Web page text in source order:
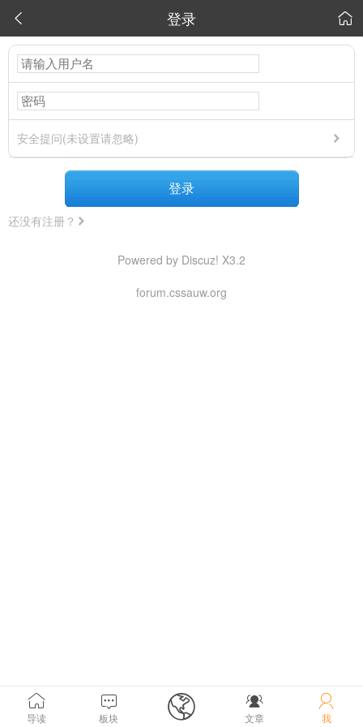
 登录 
安全提问(未设置请忽略)
登录
还没有注册？

导读

板块  
文章

我
Powered by Discuz! X3.2
forum.cssauw.org